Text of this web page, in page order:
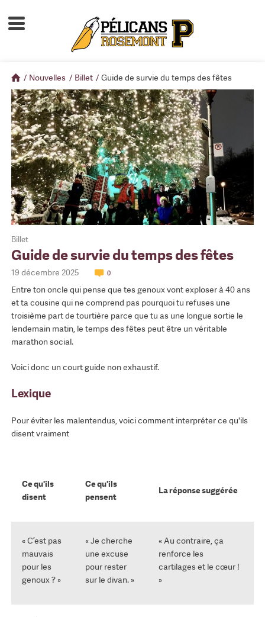
Accueil
Calendrier d'activités
Boutique
Devenir membre
/ Nouvelles / Billet / Guide de survie du temps des fêtes
Billet
Guide de survie du temps des fêtes
19 décembre 2025 0
Entre ton oncle qui pense que tes genoux vont exploser à 40 ans
et ta cousine qui ne comprend pas pourquoi tu refuses une
troisième part de tourtière parce que tu as une longue sortie le
lendemain matin, le temps des fêtes peut être un véritable
marathon social.
Voici donc un court guide non exhaustif.
Lexique
Pour éviter les malentendus, voici comment interpréter ce qu'ils
disent vraiment
Ce qu'ils
disent
Ce qu'ils
pensent
La réponse suggérée
« C’est pas
mauvais
pour les
genoux ? »
« Je cherche
une excuse
pour rester
sur le divan. »
« Au contraire, ça
renforce les
cartilages et le cœur !
»